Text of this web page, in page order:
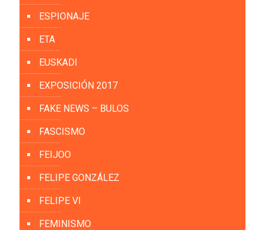
ESPIONAJE
ETA
EUSKADI
EXPOSICIÓN 2017
FAKE NEWS – BULOS
FASCISMO
FEIJOO
FELIPE GONZÁLEZ
FELIPE VI
FEMINISMO